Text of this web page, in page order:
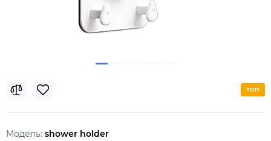
ТОП
Модель: shower holder